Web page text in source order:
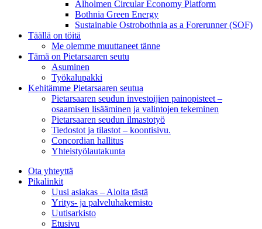
Alholmen Circular Economy Platform
Bothnia Green Energy
Sustainable Ostrobothnia as a Forerunner (SOF)
Täällä on töitä
Me olemme muuttaneet tänne
Tämä on Pietarsaaren seutu
Asuminen
Työkalupakki
Kehitämme Pietarsaaren seutua
Pietarsaaren seudun investoijien painopisteet –
osaamisen lisääminen ja valintojen tekeminen
Pietarsaaren seudun ilmastotyö
Tiedostot ja tilastot – koontisivu.
Concordian hallitus
Yhteistyölautakunta
Ota yhteyttä
Pikalinkit
Uusi asiakas – Aloita tästä
Yritys- ja palveluhakemisto
Uutisarkisto
Etusivu